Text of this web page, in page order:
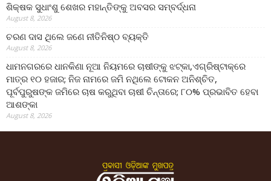
ଶିକ୍ଷକ ସୁଧାଂଶୁ ଶେଖର ମହାନ୍ତିଙ୍କୁ ଅବସର ସମ୍ବର୍ଦ୍ଧନା
August 8, 2026
ଚରଣ ଦାସ ଥିଲେ ଜଣେ ନୀତିନିଷ୍ଠ ବ୍ୟକ୍ତି
August 8, 2026
ଧାମନଗରରେ ଧାନକିଣା ନୂଆ ନିୟମରେ ଚାଷୀଙ୍କୁ ଝଟ୍‌କା,ଏଗ୍ରିଷ୍ଟାକ୍‌ରେ
ମାତ୍ର ୧୦ ହଜାର; ନିଜ ନାମରେ ଜମି ନଥିଲେ ଟୋକନ ଅନିଶ୍ଚିତ,
ପୂର୍ବପୁରୁଷଙ୍କ ଜମିରେ ଚାଷ କରୁଥିବା ଚାଷୀ ଚିନ୍ତାରେ; ୮୦% ପ୍ରଭାବିତ ହେବା
ଆଶଙ୍କା
August 8, 2026